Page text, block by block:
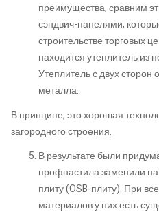
преимущества, сравним
сэндвич-панелями,
строительстве торговых
находится утеплитель из
Утеплитель с двух
металла.
В принципе, это хорошая
загородного строения.
В результате были
профнастила заменили
плиту (OSB-плиту). При
материалов у них есть